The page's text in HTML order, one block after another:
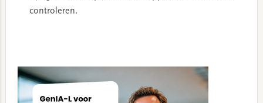
controleren.
Sidebar